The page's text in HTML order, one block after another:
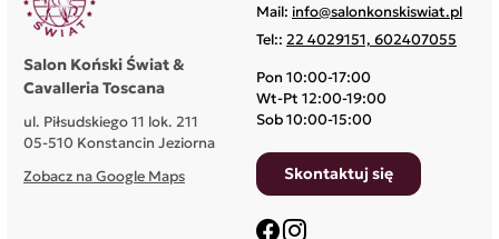
Salon Koński Świat &
Cavalleria Toscana
ul. Piłsudskiego 11 lok. 211
05-510 Konstancin Jeziorna
Zobacz na Google Maps
Mail: info@salonkonskiswiat.pl
Tel:: 22 4029151, 602407055
Pon 10:00-17:00
Wt-Pt 12:00-19:00
Sob 10:00-15:00
Skontaktuj się